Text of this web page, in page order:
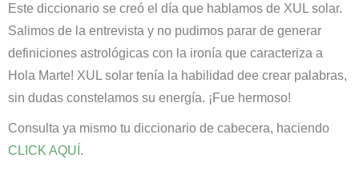
Este diccionario se creó el día que hablamos de XUL solar.
Salimos de la entrevista y no pudimos parar de generar
definiciones astrológicas con la ironía que caracteriza a
Hola Marte! XUL solar tenía la habilidad dee crear palabras,
sin dudas constelamos su energía. ¡Fue hermoso!
Consulta ya mismo tu diccionario de cabecera, haciendo
CLICK AQUÍ .